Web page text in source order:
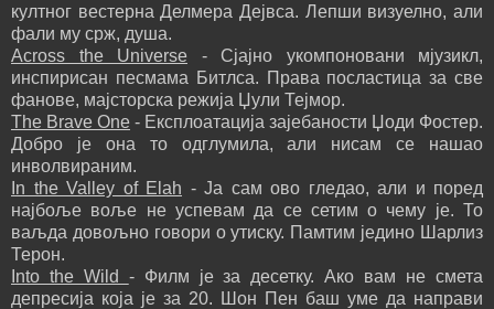
култног вестерна Делмера Дејвса. Лепши визуелно, али
фали му срж, душа.
Across the Universe - Сјајно укомпоновани мјузикл,
инспирисан песмама Битлса. Права посластица за све
фанове, мајсторска режија Џули Тејмор.
The Brave One - Експлоатација зајебаности Џоди Фостер.
Добро је она то одглумила, али нисам се нашао
инволвираним.
In the Valley of Elah - Ја сам ово гледао, али и поред
најбоље воље не успевам да се сетим о чему је. То
ваљда довољно говори о утиску. Памтим једино Шарлиз
Терон.
Into the Wild - Филм је за десетку. Ако вам не смета
депресија која је за 20. Шон Пен баш уме да направи